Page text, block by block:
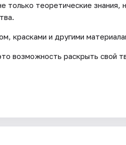
теоретические знания,
красками и другими
возможность раскрыть свой